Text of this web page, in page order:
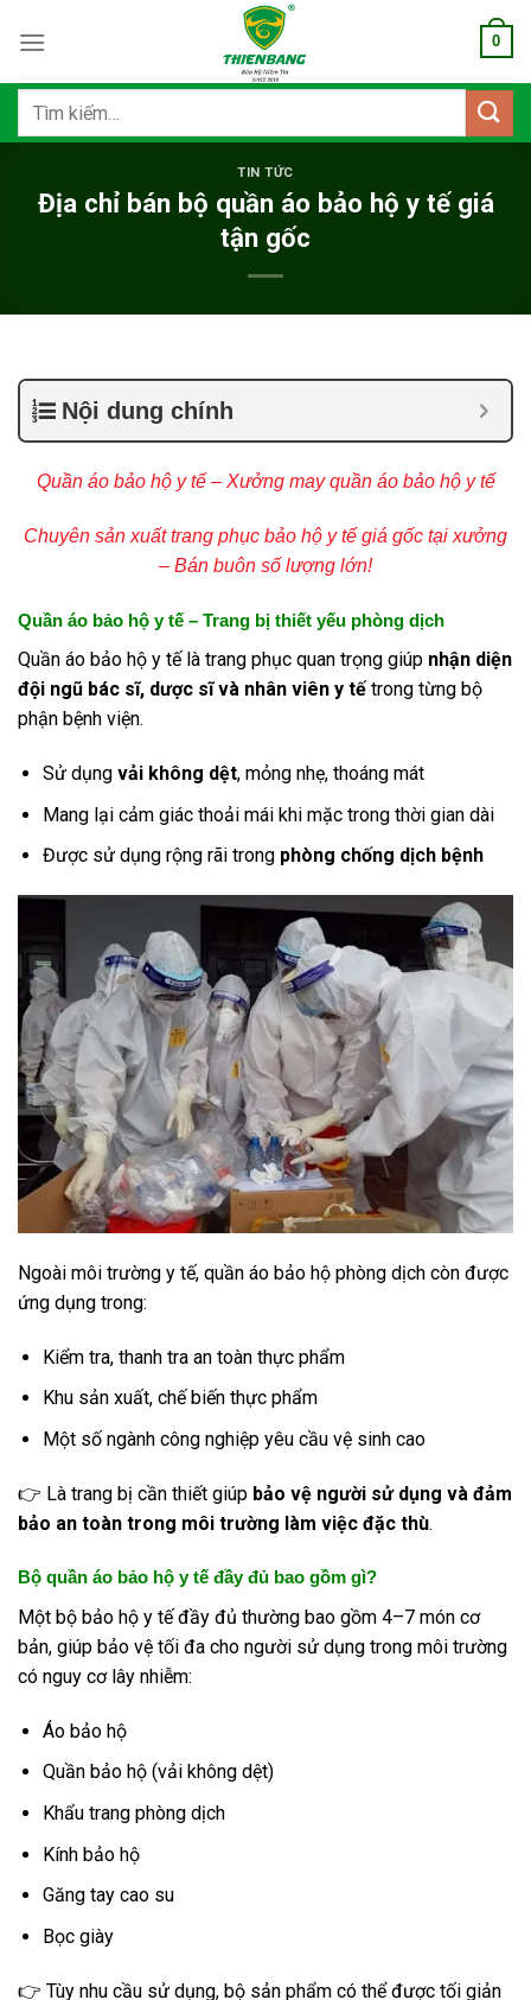
qua
dung
0
Tìm
TIN TỨC
Địa chỉ bán bộ quần áo bảo hộ y tế giá
tận gốc
Nội dung chính
Quần áo bảo hộ y tế – Xưởng may quần áo bảo hộ y tế
Chuyên sản xuất trang phục bảo hộ y tế giá gốc tại xưởng
– Bán buôn số lượng lớn!
Quần áo bảo hộ y tế – Trang bị thiết yếu phòng dịch
Quần áo bảo hộ y tế là trang phục quan trọng giúp nhận diện
đội ngũ bác sĩ, dược sĩ và nhân viên y tế trong từng bộ
phận bệnh viện.
Sử dụng vải không dệt, mỏng nhẹ, thoáng mát
Mang lại cảm giác thoải mái khi mặc trong thời gian dài
Được sử dụng rộng rãi trong phòng chống dịch bệnh
Ngoài môi trường y tế, quần áo bảo hộ phòng dịch còn được
ứng dụng trong:
Kiểm tra, thanh tra an toàn thực phẩm
Khu sản xuất, chế biến thực phẩm
Một số ngành công nghiệp yêu cầu vệ sinh cao
👉 Là trang bị cần thiết giúp bảo vệ người sử dụng và đảm
bảo an toàn trong môi trường làm việc đặc thù.
Bộ quần áo bảo hộ y tế đầy đủ bao gồm gì?
Một bộ bảo hộ y tế đầy đủ thường bao gồm 4–7 món cơ
bản, giúp bảo vệ tối đa cho người sử dụng trong môi trường
có nguy cơ lây nhiễm:
Áo bảo hộ
Quần bảo hộ (vải không dệt)
Khẩu trang phòng dịch
Kính bảo hộ
Găng tay cao su
Bọc giày
👉 Tùy nhu cầu sử dụng, bộ sản phẩm có thể được tối giản